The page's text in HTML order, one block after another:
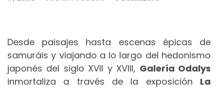
BY
Desde paisajes hasta escenas épicas de
samuráis y viajando a lo largo del hedonismo
japonés del siglo XVII y XVIII, Galería Odalys
inmortaliza a través de la exposición La